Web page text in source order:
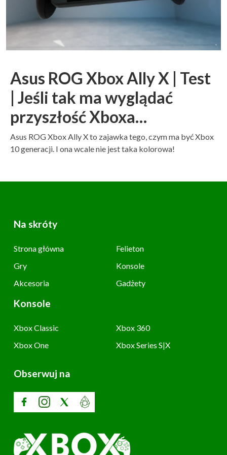
Asus ROG Xbox Ally X | Test
| Jeśli tak ma wyglądać
przyszłość Xboxa…
Asus ROG Xbox Ally X to zajawka tego, czym ma być Xbox
10 generacji. I ona wcale nie jest taka kolorowa!
Na skróty
Strona główna
Felieton
Gry
Konsole
Akcesoria
Gadżety
Konsole
Xbox Classic
Xbox 360
Xbox One
Xbox Series S|X
Obserwuj na